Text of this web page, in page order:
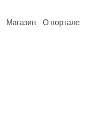
Магазин О портале